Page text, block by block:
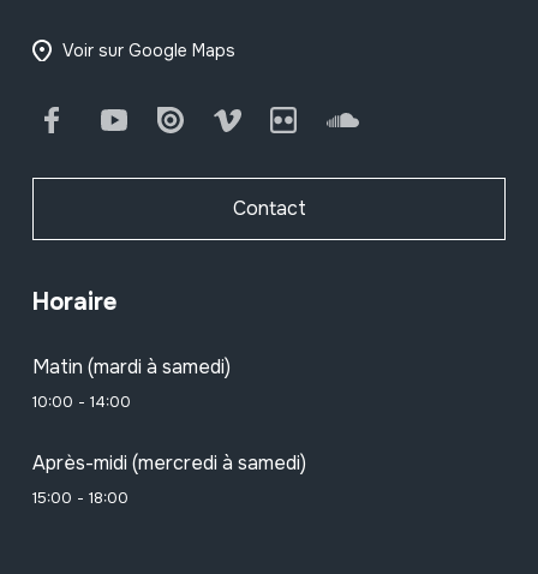
Voir sur Google Maps
FacebookYoutube Issuu Vimeo Flickr SoundCloud
Contact
Horaire
Matin (mardi à samedi)
10:00 - 14:00
Après-midi (mercredi à samedi)
15:00 - 18:00